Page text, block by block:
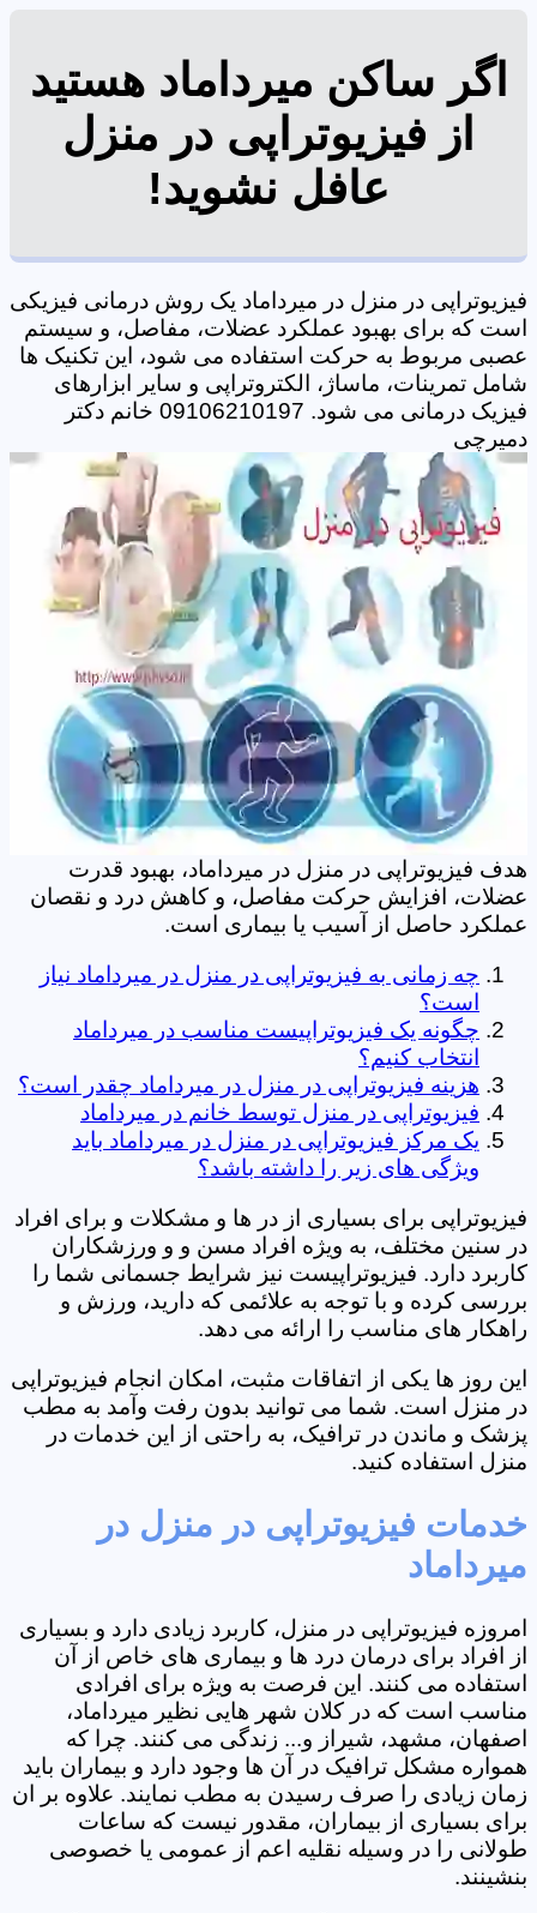
اگر ساکن میرداماد هستید
از فیزیوتراپی در منزل
عافل نشوید!
فیزیوتراپی در منزل در میرداماد یک روش درمانی فیزیکی
است که برای بهبود عملکرد عضلات، مفاصل، و سیستم
عصبی مربوط به حرکت استفاده می شود، این تکنیک ها
شامل تمرینات، ماساژ، الکتروتراپی و سایر ابزارهای
فیزیک درمانی می شود. 09106210197 خانم دکتر
دمیرچی
هدف فیزیوتراپی در منزل در میرداماد، بهبود قدرت
عضلات، افزایش حرکت مفاصل، و کاهش درد و نقصان
عملکرد حاصل از آسیب یا بیماری است.
چه زمانی به فیزیوتراپی در منزل در میرداماد نیاز
است؟
چگونه یک فیزیوتراپیست مناسب در میرداماد
انتخاب کنیم؟
هزینه فیزیوتراپی در منزل در میرداماد چقدر است؟
فیزیوتراپی در منزل توسط خانم در میرداماد
یک مرکز فیزیوتراپی در منزل در میرداماد باید
ویژگی های زیر را داشته باشد؟
فیزیوتراپی برای بسیاری از در ها و مشکلات و برای افراد
در سنین مختلف، به ویژه افراد مسن و و ورزشکاران
کاربرد دارد. فیزیوتراپیست نیز شرایط جسمانی شما را
بررسی کرده و با توجه به علائمی که دارید، ورزش و
راهکار های مناسب را ارائه می دهد.
این روز ها یکی از اتفاقات مثبت، امکان انجام فیزیوتراپی
در منزل است. شما می توانید بدون رفت وآمد به مطب
پزشک و ماندن در ترافیک، به راحتی از این خدمات در
منزل استفاده کنید.
خدمات فیزیوتراپی در منزل در
میرداماد
امروزه فیزیوتراپی در منزل، کاربرد زیادی دارد و بسیاری
از افراد برای درمان درد ها و بیماری های خاص از آن
استفاده می کنند. این فرصت به ویژه برای افرادی
مناسب است که در کلان شهر هایی نظیر میرداماد،
اصفهان، مشهد، شیراز و... زندگی می کنند. چرا که
همواره مشکل ترافیک در آن ها وجود دارد و بیماران باید
زمان زیادی را صرف رسیدن به مطب نمایند. علاوه بر ان
برای بسیاری از بیماران، مقدور نیست که ساعات
طولانی را در وسیله نقلیه اعم از عمومی یا خصوصی
بنشینند.